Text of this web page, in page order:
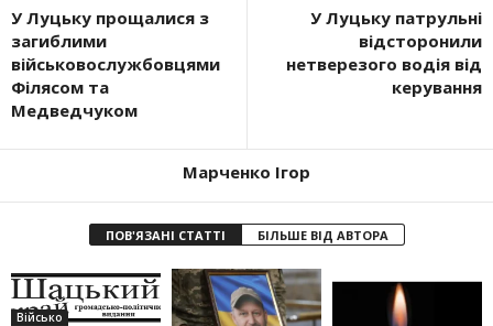
У Луцьку прощалися з
загиблими
військовослужбовцями
Філясом та
Медведчуком
У Луцьку патрульні
відсторонили
нетверезого водія від
керування
Марченко Ігор
ПОВ'ЯЗАНІ СТАТТІ БІЛЬШЕ ВІД АВТОРА
Військо